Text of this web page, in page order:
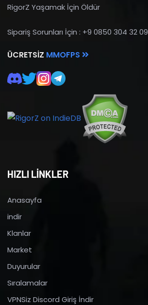
RigorZ Yaşamak İçin Öldür
Sipariş Sorunları İçin : +9 0850 304 32 09
ÜCRETSIZ MMOFPS
HIZLI LİNKLER
Anasayfa
indir
Klanlar
Market
Duyurular
Sıralamalar
VPNSiz Discord Giriş İndir